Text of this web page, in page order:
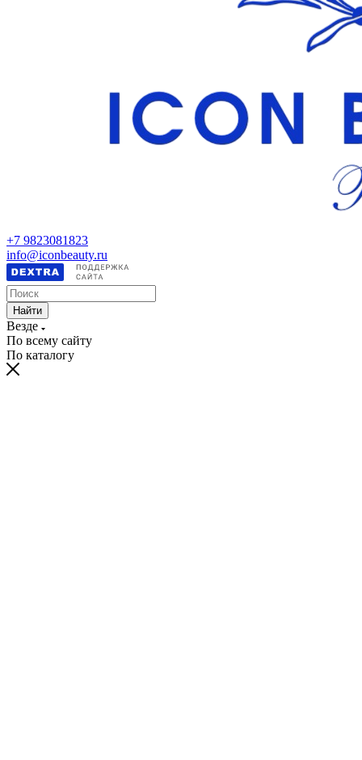
+7 9823081823
info@iconbeauty.ru
Найти
Везде
По всему сайту
По каталогу